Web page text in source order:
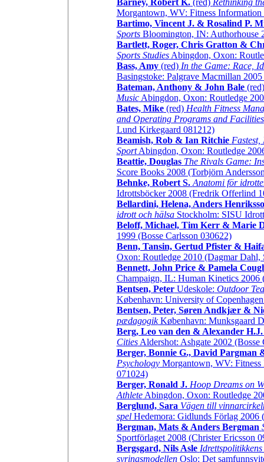
Barney, Robert K.(red) Rethinking
Morgantown, WV: Fitness
Bartimo, Vincent J. & Rosalind P.
SportsBloomington, IN: Authorhouse
Bartlett, Roger, Chris Gratton &
Sports StudiesAbingdon, Oxon:
Bass, Amy(red) In the Game: Race,
Basingstoke: Palgrave Macmillan
Bateman, Anthony & John Bale
MusicAbingdon, Oxon: Routledge
Bates, Mike(red) Health Fitness
and Operating Programs and Facilities
Lund Kirkegaard 081212)
Beamish, Rob & Ian Ritchie
SportAbingdon, Oxon: Routledge
Beattie, Douglas The Rivals Game:
Score Books 2008 (Torbjörn
Behnke, Robert S. Anatomi för
Idrottsböcker 2008 (Fredrik Offerlind
Bellardini, Helena, Anders
idrott och hälsaStockholm: SISU
Beloff, Michael, Tim Kerr & Marie
1999 (Bosse Carlsson 030622)
Benn, Tansin, Gertud Pfister &
Oxon: Routledge 2010 (Dagmar Dahl,
Bennett, John Price & Pamela
Champaign, IL: Human Kinetics 2006
Bentsen, PeterUdeskole: Outdoor
København: University of
Bentsen, Peter, Søren Andkjær &
pædagogikKøbenhavn: Munksgaard
Berg, Leo van den & Alexander
CitiesAldershot: Ashgate 2002 (Bosse
Berger, Bonnie G., David Pargman
PsychologyMorgantown, WV: Fitness
071024)
Berger, Ronald J. Hoop Dreams on
AthleteAbingdon, Oxon: Routledge
Berglund, Sara Vägen till
spelHedemora: Gidlunds Förlag 2006
Bergman, Mats & Anders Bergman
Sportförlaget 2008 (Christer Ericsson
Bergsgard, Nils Asle
syringsmodellenOslo: Det